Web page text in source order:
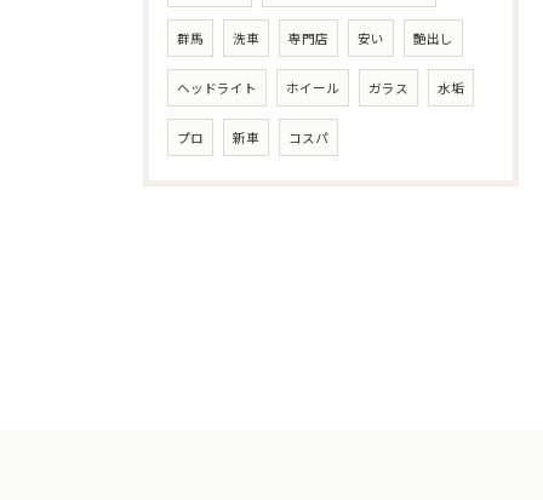
群馬 洗車 専門店 安い 艶出し
ヘッドライト ホイール ガラス 水垢
プロ 新車 コスパ